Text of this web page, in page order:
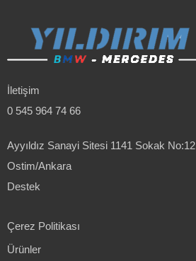
İletişim
0 545 964 74 66
Ayyıldız Sanayi Sitesi 1141 Sokak No:12
Ostim/Ankara
Destek
Çerez Politikası
Ürünler